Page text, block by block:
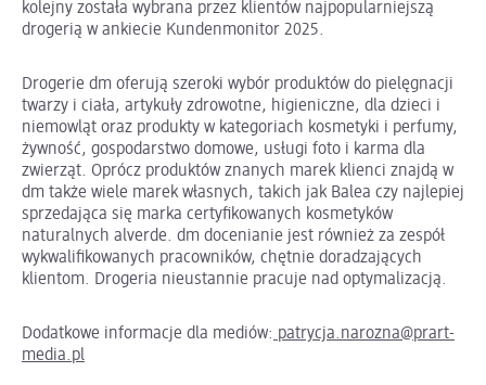
kolejny została wybrana przez klientów najpopularniejszą
drogerią w ankiecie Kundenmonitor 2025.
Drogerie dm oferują szeroki wybór produktów do pielęgnacji
twarzy i ciała, artykuły zdrowotne, higieniczne, dla dzieci i
niemowląt oraz produkty w kategoriach kosmetyki i perfumy,
żywność, gospodarstwo domowe, usługi foto i karma dla
zwierząt. Oprócz produktów znanych marek klienci znajdą w
dm także wiele marek własnych, takich jak Balea czy najlepiej
sprzedająca się marka certyfikowanych kosmetyków
naturalnych alverde. dm docenianie jest również za zespół
wykwalifikowanych pracowników, chętnie doradzających
klientom. Drogeria nieustannie pracuje nad optymalizacją.
Dodatkowe informacje dla mediów: patrycja.narozna@prart-
media.pl